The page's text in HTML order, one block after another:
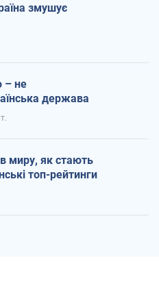
змушує
– не
держава
миру, як стають
топ-рейтинги